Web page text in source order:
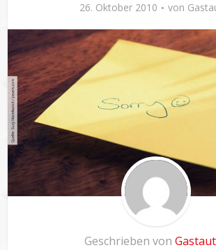
26. Oktober 2010 von
Geschrieben von